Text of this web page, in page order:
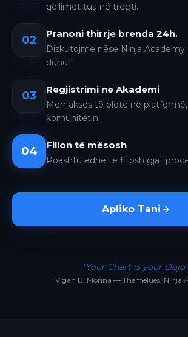
qëllimet tua në tregti.
02 Pranoni thirrje brenda 24h.
Diskutojmë nëse Ninja Academy
duhur.
03 Regjistrimi ne Akademi
Merr akses të plotë në
komunitetin.
04 Fillon të mësosh
Poashtu edhe te fitosh gjat
Apliko Tani
"Your Chart is your
Vigan B. Morina — Themelues, Ninja